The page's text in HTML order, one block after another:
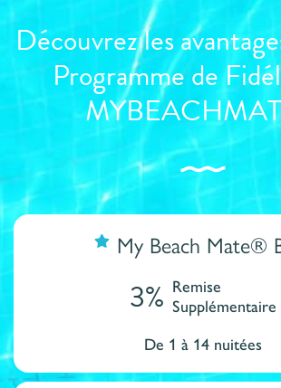
Découvrez les
Programme de
My Beach Mate®
3% Remise
Supplémentaire
De 1 à 14 nuitées